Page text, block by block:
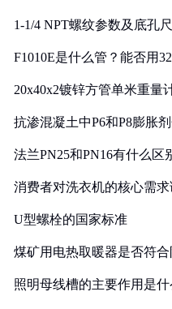
1-1/4 NPT螺纹参数及底孔
F1010E是什么管？能否用
20x40x2镀锌方管单米重量
抗渗混凝土中P6和P8膨胀
法兰PN25和PN16有什么区
消费者对洗衣机的核心需
U型螺栓的国家标准
煤矿用电热取暖器是否符
照明母线槽的主要作用是什